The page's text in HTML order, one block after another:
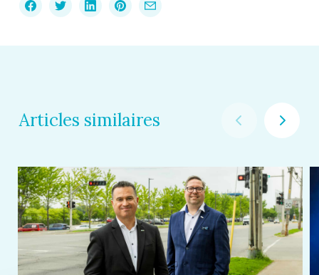
Articles similaires